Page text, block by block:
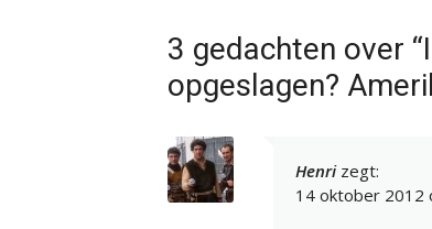
3 gedachten over
opgeslagen?
Henri zegt:
14 oktober 2012